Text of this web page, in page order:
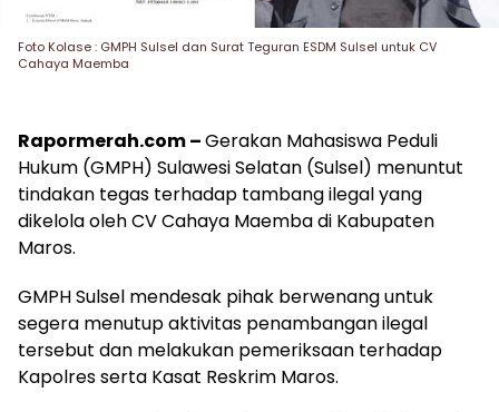
Foto Kolase : GMPH Sulsel dan Surat Teguran ESDM Sulsel untuk CV
Cahaya Maemba
Rapormerah.com –Gerakan Mahasiswa Peduli
Hukum (GMPH) Sulawesi Selatan (Sulsel) menuntut
tindakan tegas terhadap tambang ilegal yang
dikelola oleh CV Cahaya Maemba di Kabupaten
Maros.
GMPH Sulsel mendesak pihak berwenang untuk
segera menutup aktivitas penambangan ilegal
tersebut dan melakukan pemeriksaan terhadap
Kapolres serta Kasat Reskrim Maros.